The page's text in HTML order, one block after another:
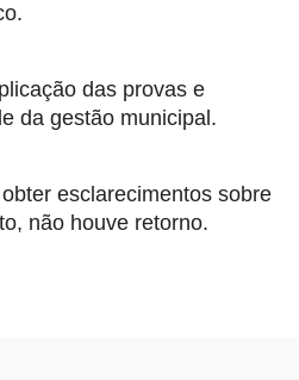
das provas e
da gestão municipal.
esclarecimentos sobre
não houve retorno.